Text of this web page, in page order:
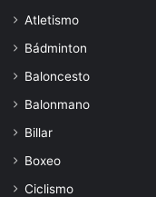
Atletismo
Bádminton
Baloncesto
Balonmano
Billar
Boxeo
Ciclismo